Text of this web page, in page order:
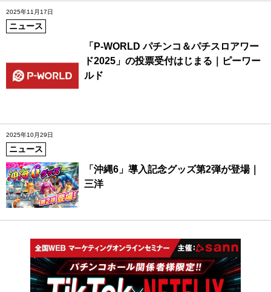
2025年11月17日
ニュース
「P-WORLD パチンコ＆パチスロアワー
ド2025」の投票受付はじまる｜ピーワー
ルド
2025年10月29日
ニュース
「沖縄6」導入記念グッズ第2弾が登場｜
三洋